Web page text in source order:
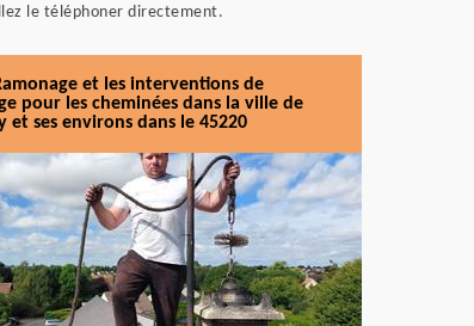
le téléphoner directement.
et les interventions de
pour les cheminées dans la ville de
et ses environs dans le 45220